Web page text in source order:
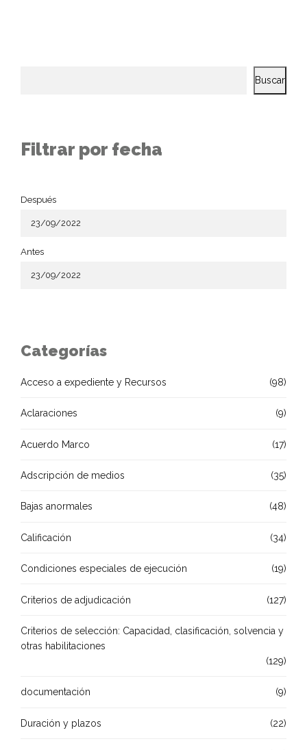
Buscar
Filtrar por fecha
Después
Antes
Categorías
Acceso a expediente y Recursos (98)
Aclaraciones (9)
Acuerdo Marco (17)
Adscripción de medios (35)
Bajas anormales (48)
Calificación (34)
Condiciones especiales de ejecución (19)
Criterios de adjudicación (127)
Criterios de selección: Capacidad, clasificación, solvencia y
otras habilitaciones
(129)
documentación (9)
Duración y plazos (22)